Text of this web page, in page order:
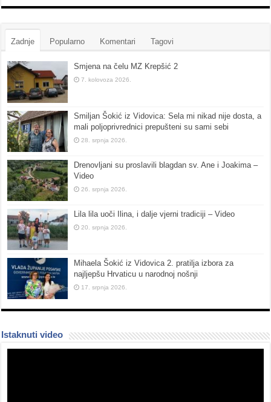
Zadnje Popularno Komentari Tagovi
Smjena na čelu MZ Krepšić 2
7. kolovoza 2026.
Smiljan Šokić iz Vidovica: Sela mi nikad nije dosta, a
mali poljoprivrednici prepušteni su sami sebi
28. srpnja 2026.
Drenovljani su proslavili blagdan sv. Ane i Joakima –
Video
26. srpnja 2026.
Lila lila uoči Ilina, i dalje vjerni tradiciji – Video
20. srpnja 2026.
Mihaela Šokić iz Vidovica 2. pratilja izbora za
najljepšu Hrvaticu u narodnoj nošnji
17. srpnja 2026.
Istaknuti video